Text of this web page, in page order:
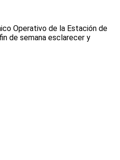
Operativo de la Estación de
de semana esclarecer y